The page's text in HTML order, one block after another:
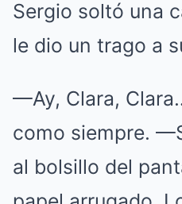
Sergio soltó una
le dio un trago a
—Ay, Clara,
como siempre.
al bolsillo del